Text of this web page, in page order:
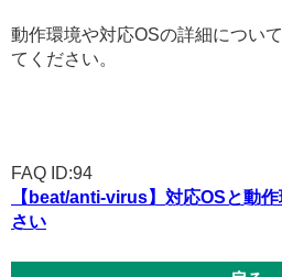
動作環境や対応OSの詳細につい
てください。
FAQ ID:94
【beat/anti-virus】対応OSと動
さい